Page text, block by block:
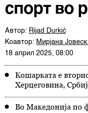
спорт во
Автор: Rijad Durkić
Коавтор: Мирјана
18 април 2025, 08:00
Кошарката е
Херцеговина,
Во Македонија по